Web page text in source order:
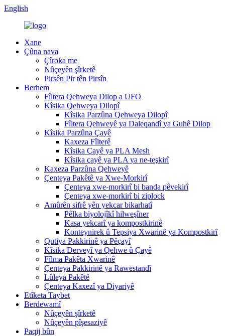
English
Xane
Çûna nava
Çîroka me
Nûçeyên şîrketê
Pirsên Pir tên Pirsîn
Berhem
Fîltera Qehweya Dilop a UFO
Kîsika Qehweya Dilopî
Kîsika Parzûna Qehweya Dilopî
Fîltera Qehweyê ya Daleqandî ya Guhê Dilop
Kîsika Parzûna Çayê
Kaxeza Fîlterê
Kîsika Çayê ya PLA Mesh
Kîsika çayê ya PLA ya ne-teşkirî
Kaxeza Parzûna Qehweyê
Çenteya Pakêtê ya Xwe-Morkirî
Çenteya xwe-morkirî bi banda pêvekirî
Çenteya xwe-morkirî bi ziplock
Amûrên sifrê yên yekcar bikarhatî
Pêlka biyolojîkî hilweşîner
Kasa yekcarî ya kompostkirinê
Konteynirek û Tepsiya Xwarinê ya Kompostkirî
Qutiya Pakkirinê ya Pêçayî
Kîsika Derveyî ya Qehwe û Çayê
Fîlma Pakêta Xwarinê
Çenteya Pakkirinê ya Rawestandî
Lûleya Pakêtê
Çenteya Kaxezî ya Diyariyê
Etîketa Taybet
Berdewamî
Nûçeyên şîrketê
Nûçeyên pîşesaziyê
Paqij bûn